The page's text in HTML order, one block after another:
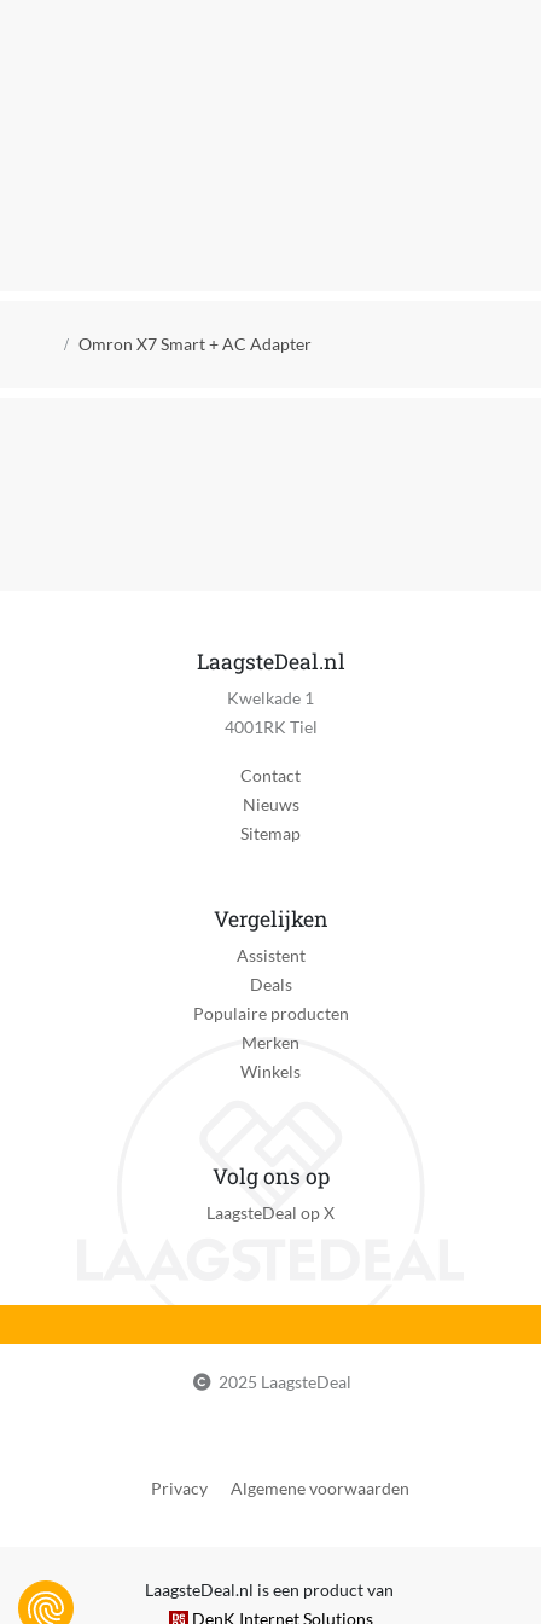
Kruimelpad
Omron X7 Smart + AC Adapter
LaagsteDeal.nl
Kwelkade 1
4001RK Tiel
Contact
Nieuws
Sitemap
Vergelijken
Assistent
Deals
Populaire producten
Merken
Winkels
Volg ons op
LaagsteDeal op X
2025 LaagsteDeal
Privacy Algemene voorwaarden
LaagsteDeal.nl is een product van
DenK Internet Solutions